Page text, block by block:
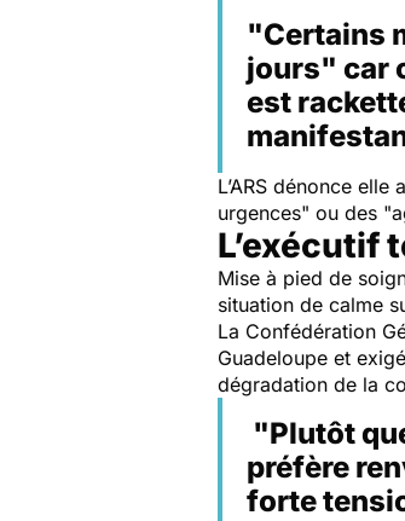
"Certains
jours" car
est
L’ARS dénonce
urgences" ou des
L’exécutif
Mise à pied de
situation de calme
La Confédération
Guadeloupe et
dégradation de la
"Plutôt
préfère
forte